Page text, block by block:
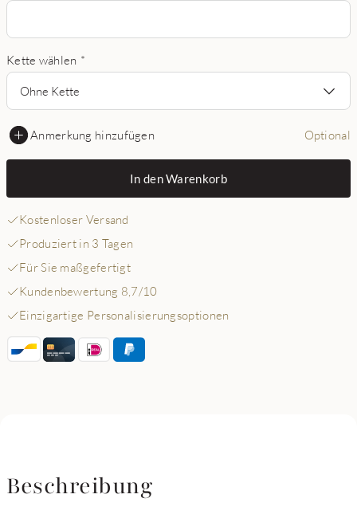
Kette wählen *
Ohne Kette
Anmerkung hinzufügen Optional
In den Warenkorb
Kostenloser Versand
Produziert in 3 Tagen
Für Sie maßgefertigt
Kundenbewertung 8,7/10
Einzigartige Personalisierungsoptionen
Beschreibung